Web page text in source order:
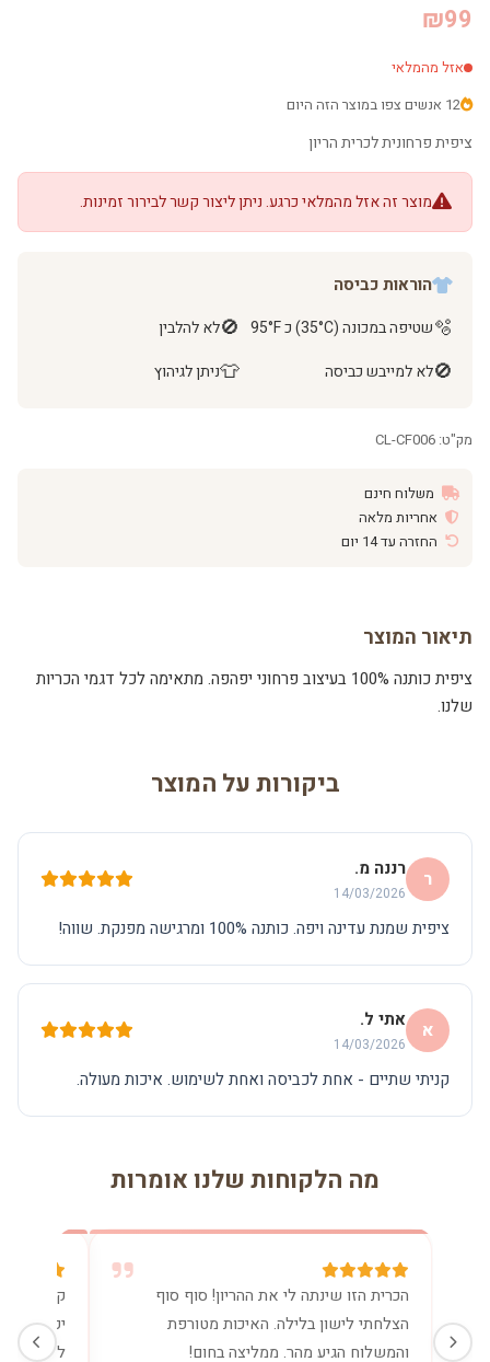
₪99
אזל מהמלאי
12 אנשים צפו במוצר הזה היום
ציפית פרחונית לכרית הריון
מוצר זה אזל מהמלאי כרגע. ניתן ליצור קשר לבירור זמינות.
הוראות כביסה
🫧שטיפה במכונה (35°C) כ 95°F 🚫לא להלבין
🚫לא למייבש כביסה 👕ניתן לגיהוץ
מק"ט: CL-CF006
משלוח חינם
אחריות מלאה
החזרה עד 14 יום
תיאור המוצר
ציפית כותנה 100% בעיצוב פרחוני יפהפה. מתאימה לכל דגמי הכריות
שלנו.
ביקורות על המוצר
ר רננה מ.
14/03/2026
ציפית שמנת עדינה ויפה. כותנה 100% ומרגישה מפנקת. שווה!
א אתי ל.
14/03/2026
קניתי שתיים - אחת לכביסה ואחת לשימוש. איכות מעולה.
מה הלקוחות שלנו אומרות
הכרית הזו שינתה לי את ההריון! סוף סוף
הצלחתי לישון בלילה. האיכות מטורפת
והמשלוח הגיע מהר. ממליצה בחום!
קניתי
יכולה
להנקה.